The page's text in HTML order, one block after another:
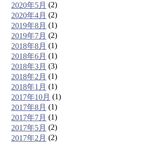
2020年5月 (2)
2020年4月 (2)
2019年8月 (1)
2019年7月 (2)
2018年8月 (1)
2018年6月 (1)
2018年3月 (3)
2018年2月 (1)
2018年1月 (1)
2017年10月 (1)
2017年8月 (1)
2017年7月 (1)
2017年5月 (2)
2017年2月 (2)